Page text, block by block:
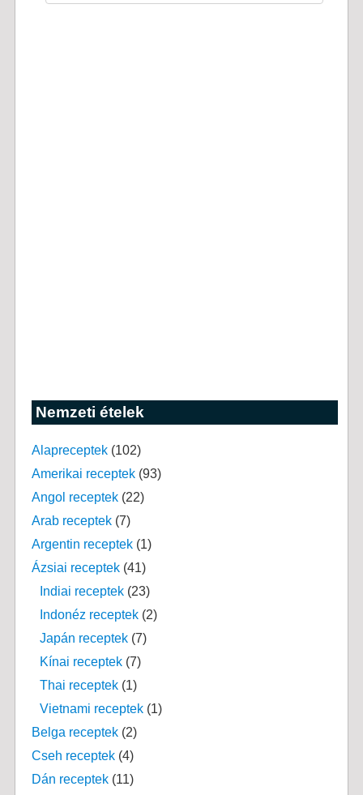
Nemzeti ételek
Alapreceptek(102)
Amerikai receptek(93)
Angol receptek(22)
Arab receptek(7)
Argentin receptek(1)
Ázsiai receptek(41)
Indiai receptek(23)
Indonéz receptek(2)
Japán receptek(7)
Kínai receptek(7)
Thai receptek(1)
Vietnami receptek(1)
Belga receptek(2)
Cseh receptek(4)
Dán receptek(11)